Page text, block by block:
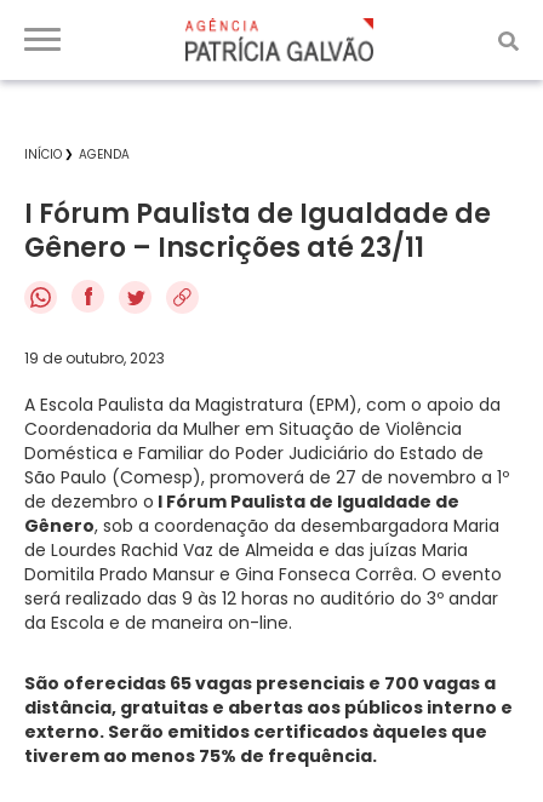
INÍCIO AGENDA
I Fórum Paulista de Igualdade de
Gênero – Inscrições até 23/11
f
19 de outubro, 2023
A Escola Paulista da Magistratura (EPM), com o apoio da
Coordenadoria da Mulher em Situação de Violência
Doméstica e Familiar do Poder Judiciário do Estado de
São Paulo (Comesp), promoverá de 27 de novembro a 1º
de dezembro o I Fórum Paulista de Igualdade de
Gênero, sob a coordenação da desembargadora Maria
de Lourdes Rachid Vaz de Almeida e das juízas Maria
Domitila Prado Mansur e Gina Fonseca Corrêa. O evento
será realizado das 9 às 12 horas no auditório do 3º andar
da Escola e de maneira on-line.
São oferecidas 65 vagas presenciais e 700 vagas a
distância, gratuitas e abertas aos públicos interno e
externo. Serão emitidos certificados àqueles que
tiverem ao menos 75% de frequência.